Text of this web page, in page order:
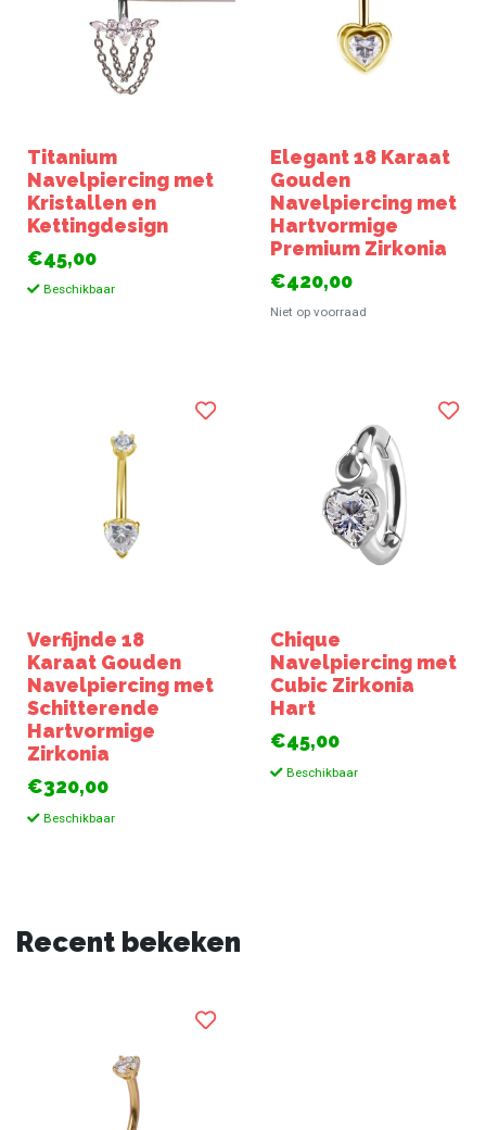
Titanium
Navelpiercing met
Kristallen en
Kettingdesign
€45,00
Beschikbaar
Elegant 18 Karaat
Gouden
Navelpiercing met
Hartvormige
Premium Zirkonia
€420,00
Niet op voorraad
Verfijnde 18
Karaat Gouden
Navelpiercing met
Schitterende
Hartvormige
Zirkonia
€320,00
Beschikbaar
Chique
Navelpiercing met
Cubic Zirkonia
Hart
€45,00
Beschikbaar
Recent bekeken